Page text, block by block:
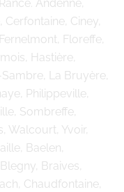
Andenne,
Ciney,
Floreffe,
Hastière,
La Bruyère,
Philippeville,
Sombreffe,
Walcourt, Yvoir,
Baelen,
Braives,
Chaudfontaine,